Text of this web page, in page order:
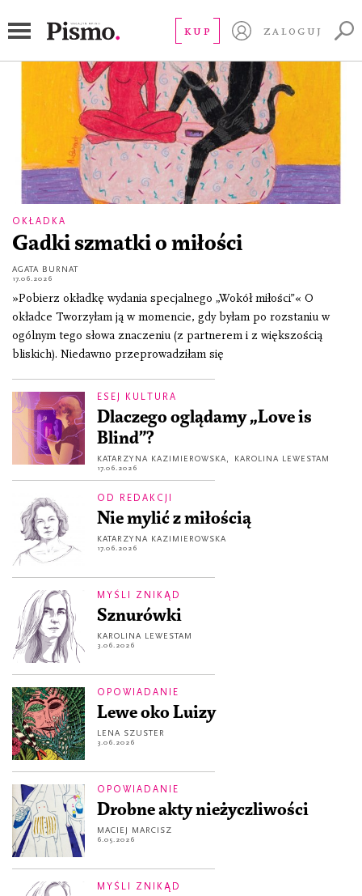
KUP ZALOGUJ
OKŁADKA
Gadki szmatki o miłości
AGATA BURNAT
17.06.2026
»Pobierz okładkę wydania specjalnego „Wokół miłości”« O
okładce Tworzyłam ją w momencie, gdy byłam po rozstaniu w
ogólnym tego słowa znaczeniu (z partnerem i z większością
bliskich). Niedawno przeprowadziłam się
ESEJ KULTURA
Dlaczego oglądamy „Love is
Blind”?
KATARZYNA KAZIMIEROWSKA, KAROLINA LEWESTAM
17.06.2026
OD REDAKCJI
Nie mylić z miłością
KATARZYNA KAZIMIEROWSKA
17.06.2026
MYŚLI ZNIKĄD
Sznurówki
KAROLINA LEWESTAM
3.06.2026
OPOWIADANIE
Lewe oko Luizy
LENA SZUSTER
3.06.2026
OPOWIADANIE
Drobne akty nieżyczliwości
MACIEJ MARCISZ
6.05.2026
MYŚLI ZNIKĄD